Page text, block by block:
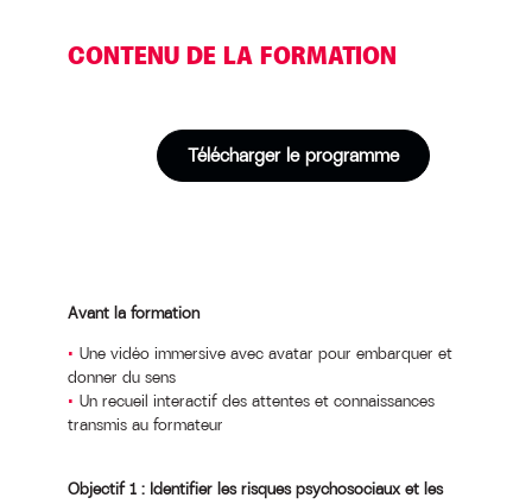
CONTENU DE LA FORMATION
Télécharger le programme
Avant la formation
Une vidéo immersive avec avatar pour embarquer et
donner du sens
Un recueil interactif des attentes et connaissances
transmis au formateur
Objectif 1 : Identifier les risques psychosociaux et les